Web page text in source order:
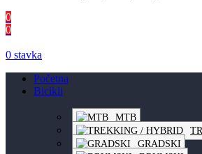
0
0
0 stavka
Početna
Bicikli
MTB
GRADSKI